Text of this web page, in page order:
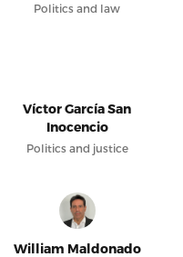
Politics and law
Víctor García San
Inocencio
Politics and justice
William Maldonado